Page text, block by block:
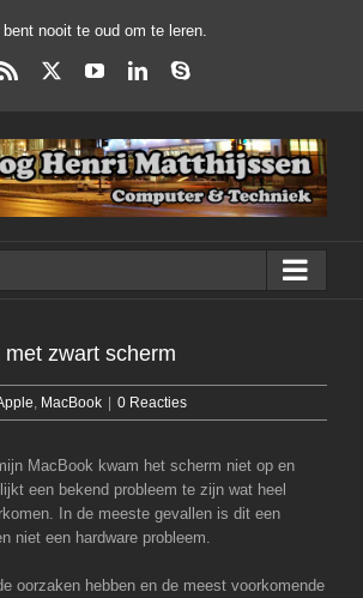
nooit te oud om te leren.
Rss YouTubeLinkedInSkype
zwart scherm
, MacBook | 0 Reacties
MacBook kwam het scherm niet op en
een bekend probleem te zijn wat heel
In de meeste gevallen is dit een
niet een hardware probleem.
oorzaken hebben en de meest voorkomende